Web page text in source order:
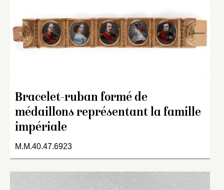
Bracelet-ruban formé de
médaillons représentant la famille
impériale
M.M.40.47.6923